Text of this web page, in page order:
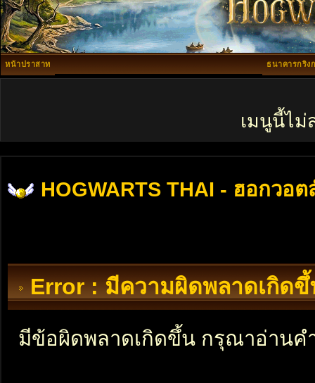
หน้าปราสาท ธนาคารกริง
เมนูนี้ไม่
HOGWARTS THAI - ฮอกวอต
Error : มีความผิดพลาดเกิดขึ้
มีข้อผิดพลาดเกิดขึ้น กรุณาอ่านค